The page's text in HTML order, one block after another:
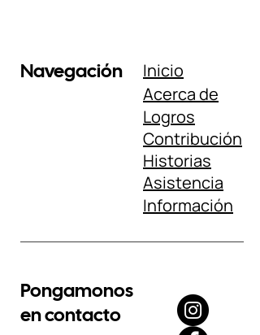
Navegación
Inicio
Acerca de
Logros
Contribución
Historias
Asistencia
Información
Pongamonos
en contacto